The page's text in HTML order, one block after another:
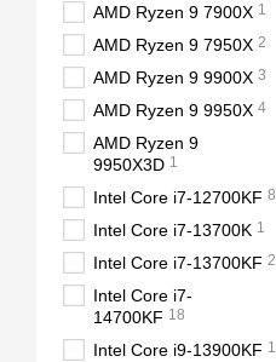
AMD Ryzen 9 7900X 1
AMD Ryzen 9 7950X 2
AMD Ryzen 9 9900X 3
AMD Ryzen 9 9950X 4
AMD Ryzen 9
9950X3D 1
Intel Core i7-12700KF 8
Intel Core i7-13700K 1
Intel Core i7-13700KF 2
Intel Core i7-
14700KF 18
Intel Core i9-13900KF 1